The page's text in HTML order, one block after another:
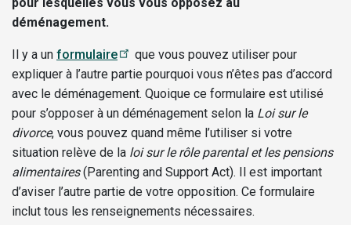
déménagement.
Il y a un formulaire
que vous pouvez utiliser pour
expliquer à l’autre partie pourquoi vous n’êtes pas d’accord
avec le déménagement. Quoique ce formulaire est utilisé
pour s’opposer à un déménagement selon la Loi sur le
divorce, vous pouvez quand même l’utiliser si votre
situation relève de la loi sur le rôle parental et les pensions
alimentaires(Parenting and Support Act). Il est important
d’aviser l’autre partie de votre opposition. Ce formulaire
inclut tous les renseignements nécessaires.